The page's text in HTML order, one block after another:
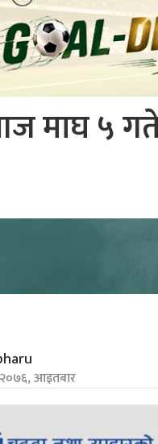
माघ ५ गते
आइतबार